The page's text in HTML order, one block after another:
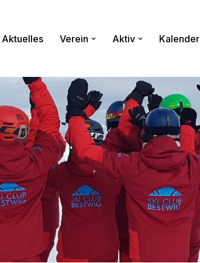
Aktuelles Verein Aktiv Kalender